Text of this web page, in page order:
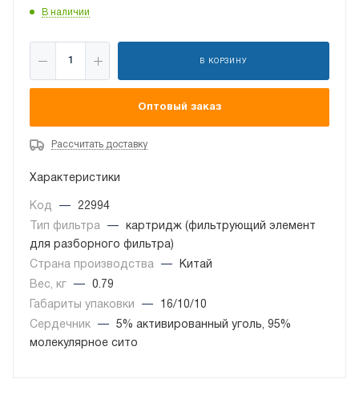
В наличии
В КОРЗИНУ
Оптовый заказ
Рассчитать доставку
Характеристики
Код —
22994
Тип фильтра
—
картридж (фильтрующий элемент
для разборного фильтра)
Страна производства
—
Китай
Вес, кг
—
0.79
Габариты упаковки
—
16/10/10
Сердечник
—
5% активированный уголь, 95%
молекулярное сито